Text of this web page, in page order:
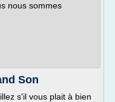
nous sommes
Son
s'il vous plait à bien